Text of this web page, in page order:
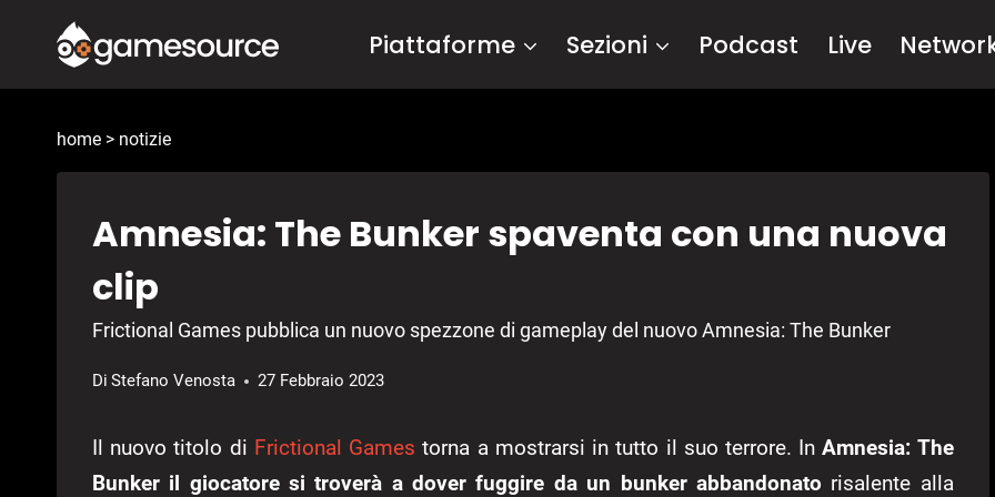
contenuto
Piattaforme Sezioni Podcast Live
home > notizie
Amnesia: The Bunker spaventa con una nuova
clip
Frictional Games pubblica un nuovo spezzone di gameplay del nuovo Amnesia: The Bunker
Di Stefano Venosta 27 Febbraio 2023
Il nuovo titolo di Frictional Games torna a mostrarsi in tutto il suo terrore. InAmnesia: The
Bunker il giocatore si troverà a dover fuggire da un bunker abbandonato risalente alla